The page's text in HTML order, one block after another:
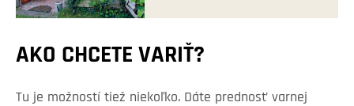
AKO CHCETE VARIŤ?
Tu je možností tiež niekoľko. Dáte prednosť varnej